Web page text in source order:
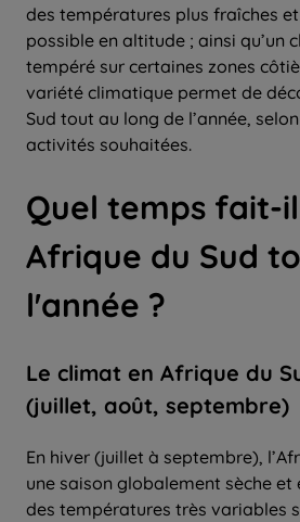
des températures plus fraîches
possible en altitude ; ainsi qu’un
tempéré sur certaines zones
variété climatique permet de
Sud tout au long de l’année,
activités souhaitées.
Quel temps fait-il
Afrique du Sud
l'année ?
Le climat en Afrique du
(juillet, août, septembre)
En hiver (juillet à septembre),
une saison globalement sèche et
des températures très variables